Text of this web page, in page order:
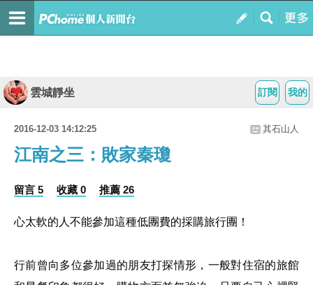
我的
訂閱
雲城靜坐
2016-12-03 14:12:25 其石山人
江南之三：敗家秦瓊
留言 5 收藏 0 推薦 26
心太軟的人不能參加這種低團費的採購旅行團！
行前曾向多位參加過的朋友打探情形，一般對住宿的旅館